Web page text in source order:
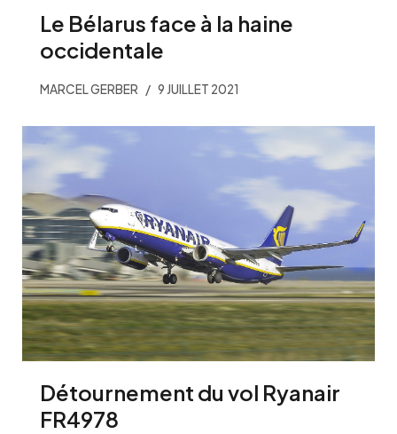
Le Bélarus face à la haine
occidentale
MARCEL GERBER 9 JUILLET 2021
Détournement du vol Ryanair
FR4978